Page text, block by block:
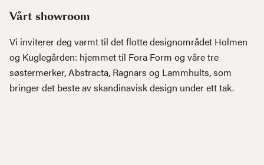
Vårt showroom
Vi inviterer deg varmt til det flotte designområdet Holmen
og Kuglegården: hjemmet til Fora Form og våre tre
søstermerker, Abstracta, Ragnars og Lammhults, som
bringer det beste av skandinavisk design under ett tak.